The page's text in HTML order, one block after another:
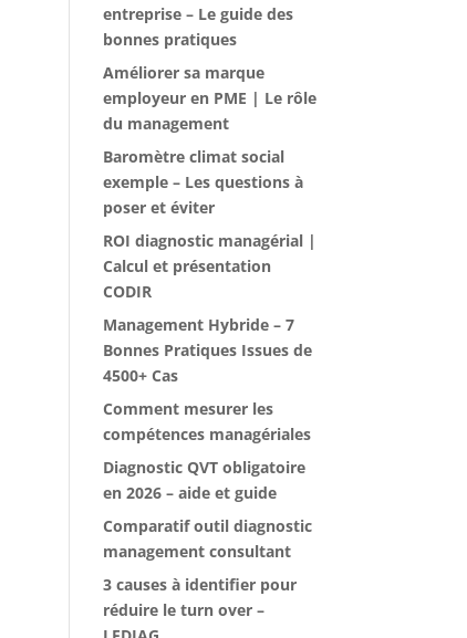
entreprise – Le guide des
bonnes pratiques
Améliorer sa marque
employeur en PME | Le rôle
du management
Baromètre climat social
exemple – Les questions à
poser et éviter
ROI diagnostic managérial |
Calcul et présentation
CODIR
Management Hybride – 7
Bonnes Pratiques Issues de
4500+ Cas
Comment mesurer les
compétences managériales
Diagnostic QVT obligatoire
en 2026 – aide et guide
Comparatif outil diagnostic
management consultant
3 causes à identifier pour
réduire le turn over –